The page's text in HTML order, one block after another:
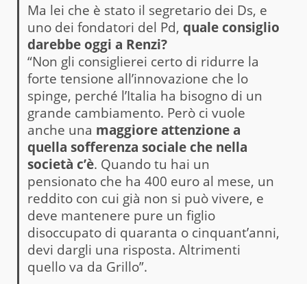
Ma lei che è stato il segretario dei Ds, e
uno dei fondatori del Pd, quale consiglio
darebbe oggi a Renzi?
“Non gli consiglierei certo di ridurre la
forte tensione all’innovazione che lo
spinge, perché l’Italia ha bisogno di un
grande cambiamento. Però ci vuole
anche una maggiore attenzione a
quella sofferenza sociale che nella
società c’è. Quando tu hai un
pensionato che ha 400 euro al mese, un
reddito con cui già non si può vivere, e
deve mantenere pure un figlio
disoccupato di quaranta o cinquant’anni,
devi dargli una risposta. Altrimenti
quello va da Grillo”.